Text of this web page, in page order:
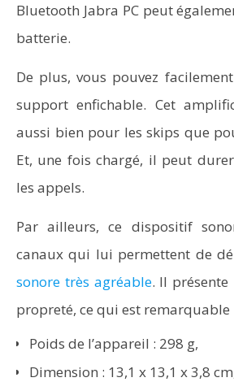
Bluetooth Jabra PC peut
batterie.
De plus, vous pouvez
support enfichable. Cet
aussi bien pour les skips que
Et, une fois chargé, il peut
les appels.
Par ailleurs, ce dispositif
canaux qui lui permettent de
sonore très agréable. Il
propreté, ce qui est remarquable
Poids de l’appareil : 298 g,
Dimension : 13,1 x 13,1 x 3,8